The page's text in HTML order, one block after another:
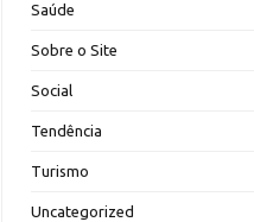
Saúde
Sobre o Site
Social
Tendência
Turismo
Uncategorized